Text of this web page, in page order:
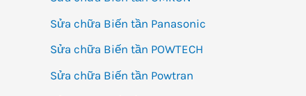
Sửa chữa Biến tần Panasonic
Sửa chữa Biến tần POWTECH
Sửa chữa Biến tần Powtran